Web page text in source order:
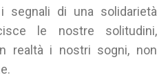
segnali di una solidarietà
le nostre solitudini,
realtà i nostri sogni, non